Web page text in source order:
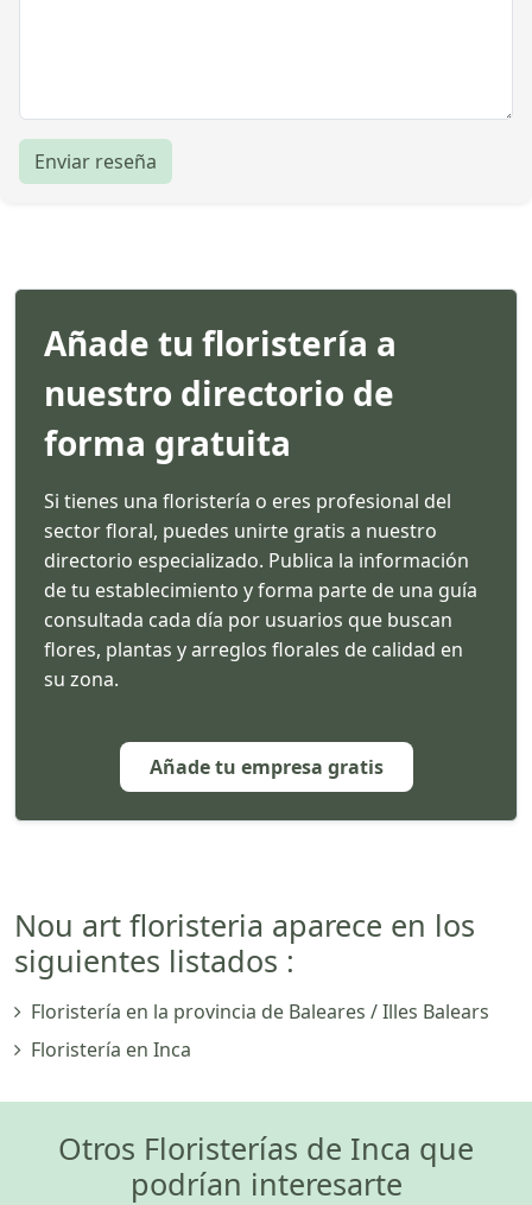
Enviar reseña
Añade tu floristería a
nuestro directorio de
forma gratuita
Si tienes una floristería o eres profesional del
sector floral, puedes unirte gratis a nuestro
directorio especializado. Publica la información
de tu establecimiento y forma parte de una guía
consultada cada día por usuarios que buscan
flores, plantas y arreglos florales de calidad en
su zona.
Añade tu empresa gratis
Nou art floristeria aparece en los
siguientes listados :
Floristería en la provincia de Baleares / Illes Balears
Floristería en Inca
Otros Floristerías de Inca que
podrían interesarte